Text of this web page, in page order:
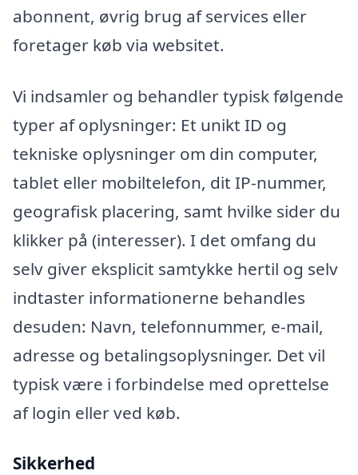
abonnent, øvrig brug af services eller
foretager køb via websitet.
Vi indsamler og behandler typisk følgende
typer af oplysninger: Et unikt ID og
tekniske oplysninger om din computer,
tablet eller mobiltelefon, dit IP-nummer,
geografisk placering, samt hvilke sider du
klikker på (interesser). I det omfang du
selv giver eksplicit samtykke hertil og selv
indtaster informationerne behandles
desuden: Navn, telefonnummer, e-mail,
adresse og betalingsoplysninger. Det vil
typisk være i forbindelse med oprettelse
af login eller ved køb.
Sikkerhed